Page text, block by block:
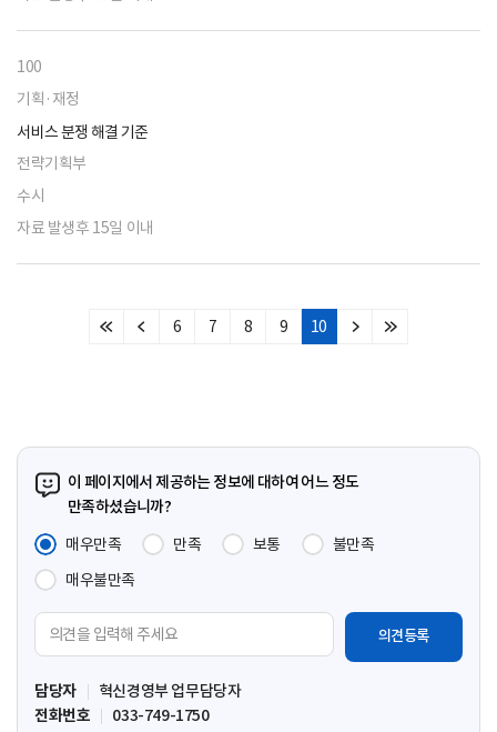
100
기획·재정
서비스 분쟁 해결 기준
전략기획부
수시
자료 발생후 15일 이내
처
이
6 7 8 9 10
다
마
이 페이지에서 제공하는 정보에 대하여 어느 정도
만족하셨습니까?
매우만족
만족 보통
불만족
매우불만족
견
입
력
담당자
혁신경영부 업무담당자
전화번호
033-749-1750